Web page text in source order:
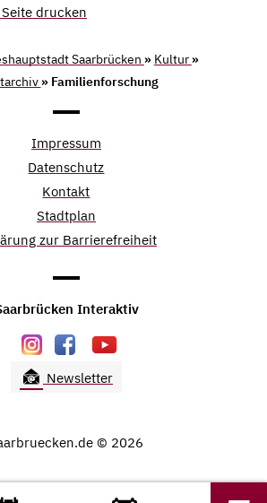
Seite drucken
Saarbrücken » Kultur »
» Familienforschung
Impressum
Datenschutz
Kontakt
Stadtplan
zur Barrierefreiheit
Interaktiv
Newsletter
© 2026